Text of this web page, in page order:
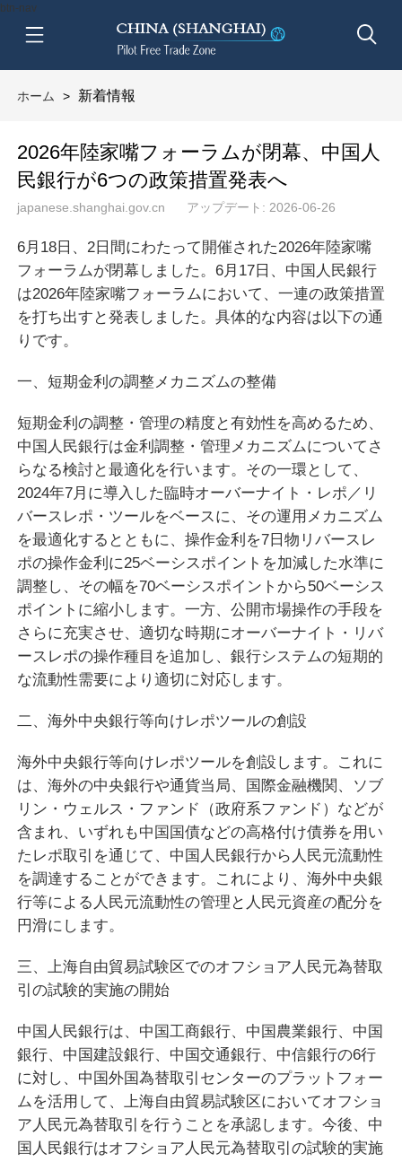
btn-nav
ホーム > 新着情報
2026年陸家嘴フォーラムが閉幕、中国人
民銀行が6つの政策措置発表へ
japanese.shanghai.gov.cn アップデート: 2026-06-26
6月18日、2日間にわたって開催された2026年陸家嘴
フォーラムが閉幕しました。6月17日、中国人民銀行
は2026年陸家嘴フォーラムにおいて、一連の政策措置
を打ち出すと発表しました。具体的な内容は以下の通
りです。
一、短期金利の調整メカニズムの整備
短期金利の調整・管理の精度と有効性を高めるため、
中国人民銀行は金利調整・管理メカニズムについてさ
らなる検討と最適化を行います。その一環として、
2024年7月に導入した臨時オーバーナイト・レポ／リ
バースレポ・ツールをベースに、その運用メカニズム
を最適化するとともに、操作金利を7日物リバースレ
ポの操作金利に25ベーシスポイントを加減した水準に
調整し、その幅を70ベーシスポイントから50ベーシス
ポイントに縮小します。一方、公開市場操作の手段を
さらに充実させ、適切な時期にオーバーナイト・リバ
ースレポの操作種目を追加し、銀行システムの短期的
な流動性需要により適切に対応します。
二、海外中央銀行等向けレポツールの創設
海外中央銀行等向けレポツールを創設します。これに
は、海外の中央銀行や通貨当局、国際金融機関、ソブ
リン・ウェルス・ファンド（政府系ファンド）などが
含まれ、いずれも中国国債などの高格付け債券を用い
たレポ取引を通じて、中国人民銀行から人民元流動性
を調達することができます。これにより、海外中央銀
行等による人民元流動性の管理と人民元資産の配分を
円滑にします。
三、上海自由貿易試験区でのオフショア人民元為替取
引の試験的実施の開始
中国人民銀行は、中国工商銀行、中国農業銀行、中国
銀行、中国建設銀行、中国交通銀行、中信銀行の6行
に対し、中国外国為替取引センターのプラットフォー
ムを活用して、上海自由貿易試験区においてオフショ
ア人民元為替取引を行うことを承認します。今後、中
国人民銀行はオフショア人民元為替取引の試験的実施